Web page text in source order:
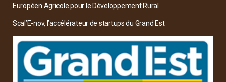
Européen Agricole pour le Développement Rural
Scal’E-nov, l’accélérateur de startups du Grand Est